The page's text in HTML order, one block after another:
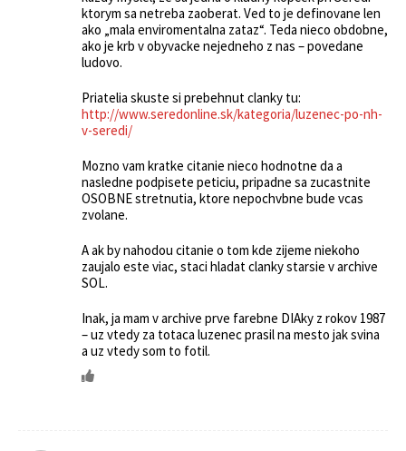
ktorym sa netreba zaoberat. Ved to je definovane len
ako „mala enviromentalna zataz“. Teda nieco obdobne,
ako je krb v obyvacke nejedneho z nas – povedane
ludovo.
Priatelia skuste si prebehnut clanky tu:
http://www.seredonline.sk/kategoria/luzenec-po-nh-
v-seredi/
Mozno vam kratke citanie nieco hodnotne da a
nasledne podpisete peticiu, pripadne sa zucastnite
OSOBNE stretnutia, ktore nepochvbne bude vcas
zvolane.
A ak by nahodou citanie o tom kde zijeme niekoho
zaujalo este viac, staci hladat clanky starsie v archive
SOL.
Inak, ja mam v archive prve farebne DIAky z rokov 1987
– uz vtedy za totaca luzenec prasil na mesto jak svina
a uz vtedy som to fotil.